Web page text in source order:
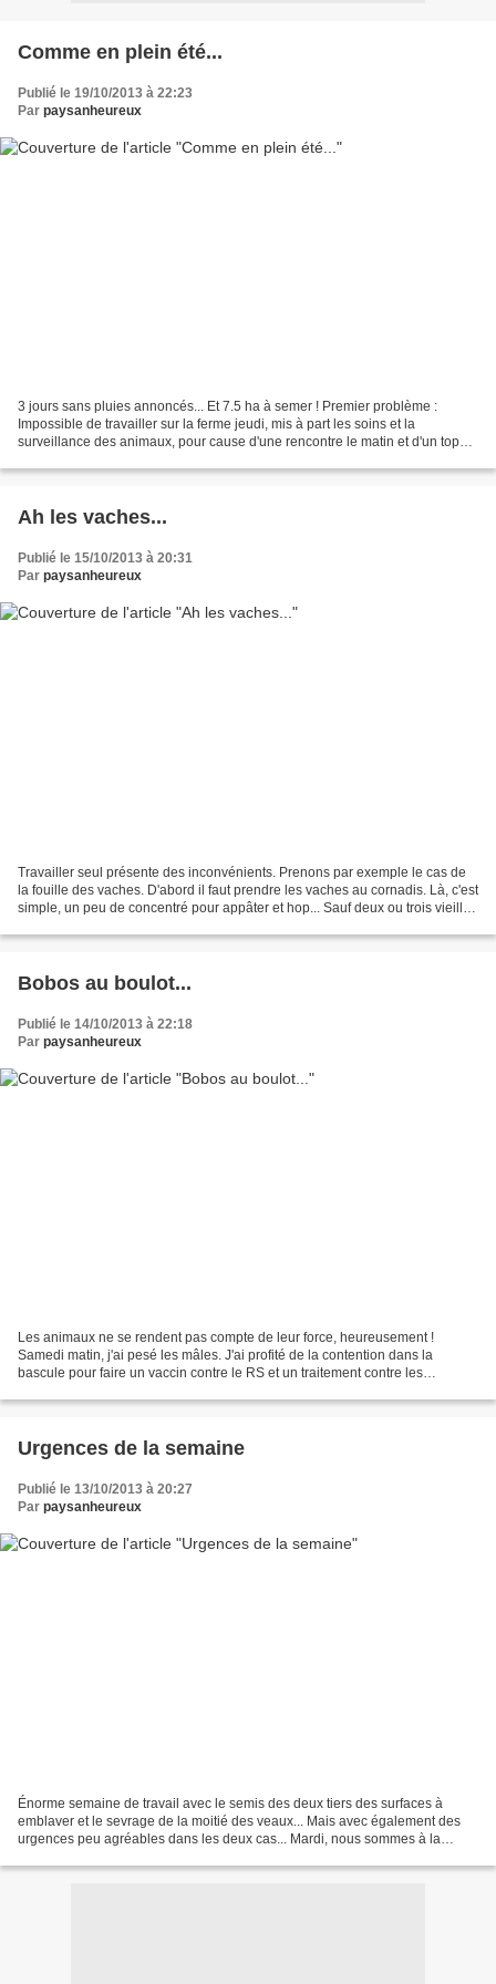
Comme en plein été...
Publié le 19/10/2013 à 22:23
Par paysanheureux
3 jours sans pluies annoncés... Et 7.5 ha à semer ! Premier problème :
Impossible de travailler sur la ferme jeudi, mis à part les soins et la
surveillance des animaux, pour cause d'une rencontre le matin et d'un topo,
Ah les vaches...
Publié le 15/10/2013 à 20:31
Par paysanheureux
Travailler seul présente des inconvénients. Prenons par exemple le cas de
la fouille des vaches. D'abord il faut prendre les vaches au cornadis. Là, c'est
simple, un peu de concentré pour appâter et hop... Sauf deux ou trois vieilles
Bobos au boulot...
Publié le 14/10/2013 à 22:18
Par paysanheureux
Les animaux ne se rendent pas compte de leur force, heureusement !
Samedi matin, j'ai pesé les mâles. J'ai profité de la contention dans la
bascule pour faire un vaccin contre le RS et un traitement contre les
Urgences de la semaine
Publié le 13/10/2013 à 20:27
Par paysanheureux
Énorme semaine de travail avec le semis des deux tiers des surfaces à
emblaver et le sevrage de la moitié des veaux... Mais avec également des
urgences peu agréables dans les deux cas... Mardi, nous sommes à la